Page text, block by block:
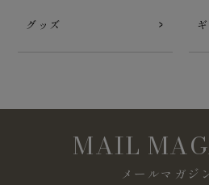
グッズ
MAIL
メールマガジ